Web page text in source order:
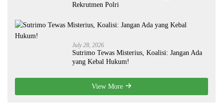
Rekrutmen Polri
July 28, 2026
Sutrimo Tewas Misterius, Koalisi: Jangan Ada
yang Kebal Hukum!
View More